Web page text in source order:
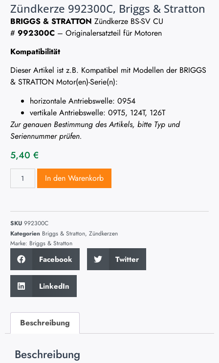
Zündkerze 992300C, Briggs & Stratton
BRIGGS & STRATTON Zündkerze BS-SV CU
# 992300C – Originalersatzteil für Motoren
Kompatibilität
Dieser Artikel ist z.B. Kompatibel mit Modellen der BRIGGS
& STRATTON Motor(en)-Serie(n):
horizontale Antriebswelle: 0954
vertikale Antriebswelle: 09T5, 124T, 126T
Zur genauen Bestimmung des Artikels, bitte Typ und
Seriennummer prüfen.
5,40 €
In den Warenkorb
SKU 992300C
Kategorien Briggs & Stratton, Zündkerzen
Marke: Briggs & Stratton
Facebook Twitter
LinkedIn
Beschreibung
Beschreibung